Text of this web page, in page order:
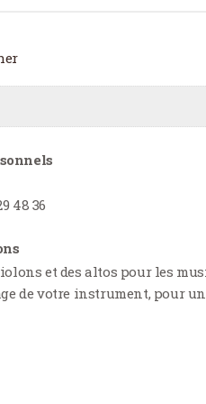
48 36
et des altos pour les
de votre instrument, pour